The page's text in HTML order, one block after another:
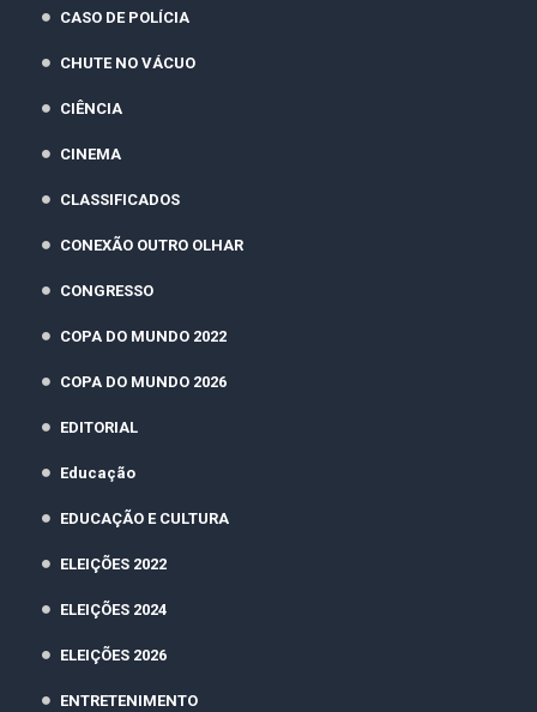
CASO DE POLÍCIA
CHUTE NO VÁCUO
CIÊNCIA
CINEMA
CLASSIFICADOS
CONEXÃO OUTRO OLHAR
CONGRESSO
COPA DO MUNDO 2022
COPA DO MUNDO 2026
EDITORIAL
Educação
EDUCAÇÃO E CULTURA
ELEIÇÕES 2022
ELEIÇÕES 2024
ELEIÇÕES 2026
ENTRETENIMENTO